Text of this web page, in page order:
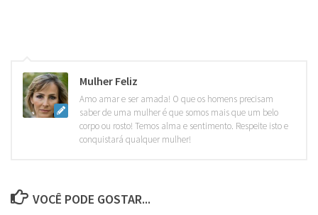
Mulher Feliz
Amo amar e ser amada! O que os homens precisam
saber de uma mulher é que somos mais que um belo
corpo ou rosto! Temos alma e sentimento. Respeite isto e
conquistará qualquer mulher!
VOCÊ PODE GOSTAR...